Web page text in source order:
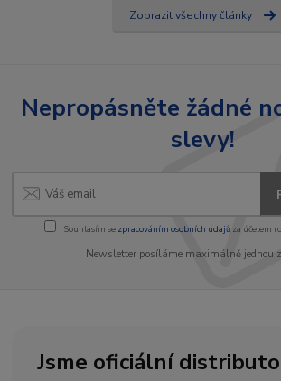
Zobrazit všechny články
Nepropásněte žádné
slevy!
Souhlasím se zpracováním osobních údajůza účelem
Newsletter posíláme maximálně jednou
Jsme oficiální